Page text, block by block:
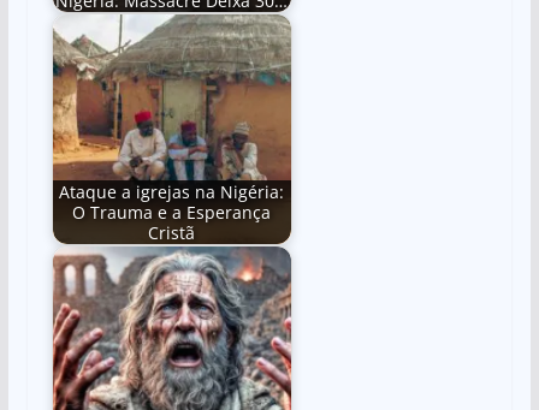
Ataque a igrejas na Nigéria:
O Trauma e a Esperança
Cristã